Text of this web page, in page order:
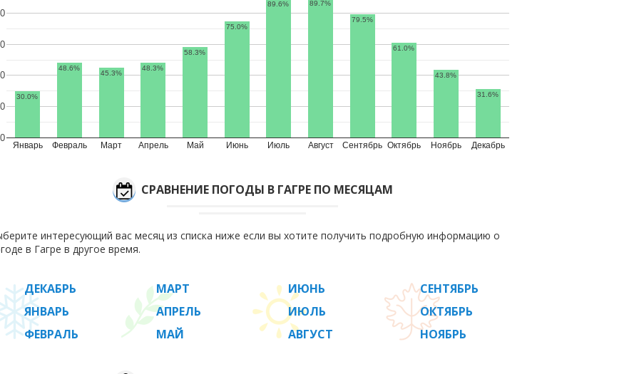
Январь Февраль Март Апрель Май Июнь Июль Август Сентябрь Октябрь Ноябрь Декабрь
0
30.0%
48.6%
45.3%
48.3%
58.3%
75.0%
89.6% 89.7%
79.5%
61.0%
43.8%
31.6%
СРАВНЕНИЕ ПОГОДЫ В ГАГРЕ ПО МЕСЯЦАМ
интересующий вас месяц из списка ниже если вы хотите получить подробную информацию о
в Гагре в другое время.
ДЕКАБРЬ
ЯНВАРЬ
ФЕВРАЛЬ
МАРТ
АПРЕЛЬ
МАЙ
ИЮНЬ
ИЮЛЬ
АВГУСТ
СЕНТЯБРЬ
ОКТЯБРЬ
НОЯБРЬ